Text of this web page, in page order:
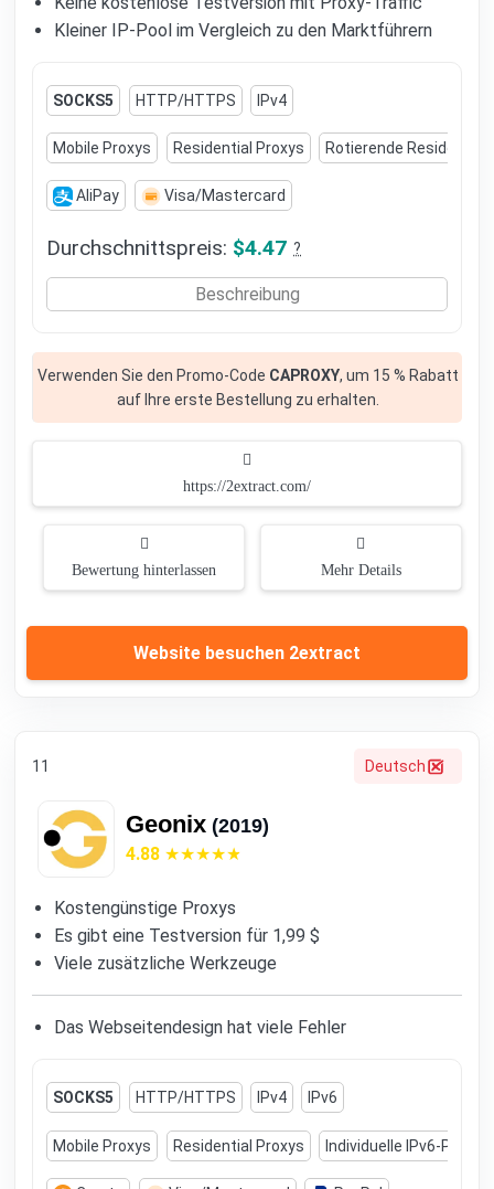
Kleiner IP-Pool im Vergleich zu den Marktführern
SOCKS5 HTTP/HTTPS IPv4
Mobile Proxys Residential Proxys Rotierende Residential
AliPay Visa/Mastercard
Durchschnittspreis: $4.47 ?
Beschreibung
Verwenden Sie den Promo-Code CAPROXY, um 15 % Rabatt
auf Ihre erste Bestellung zu erhalten.
https://2extract.com/
Bewertung hinterlassen Mehr Details
Website besuchen 2extract
11 Deutsch
Geonix (2019)
4.88
Kostengünstige Proxys
Es gibt eine Testversion für 1,99 $
Viele zusätzliche Werkzeuge
Das Webseitendesign hat viele Fehler
SOCKS5 HTTP/HTTPS IPv4 IPv6
Mobile Proxys Residential Proxys Individuelle IPv6-Proxys